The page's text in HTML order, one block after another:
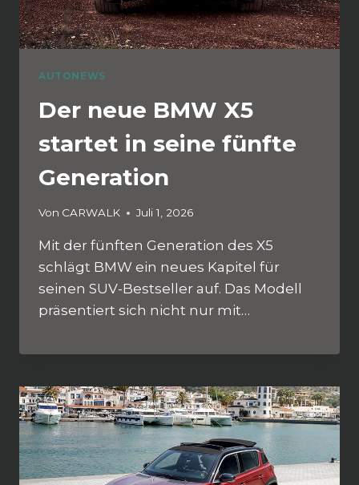
AUTONEWS
Der neue BMW X5
startet in seine fünfte
Generation
Von CARWALK Juli 1, 2026
Mit der fünften Generation des X5
schlägt BMW ein neues Kapitel für
seinen SUV-Bestseller auf. Das Modell
präsentiert sich nicht nur mit…